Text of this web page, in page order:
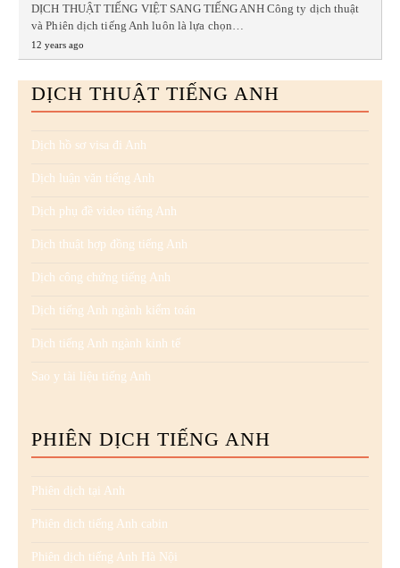
DỊCH THUẬT TIẾNG VIỆT SANG TIẾNG ANH Công ty dịch thuật
và Phiên dịch tiếng Anh luôn là lựa chọn…
12 years ago
DỊCH THUẬT TIẾNG ANH
Dịch hồ sơ visa đi Anh
Dịch luận văn tiếng Anh
Dịch phụ đề video tiếng Anh
Dịch thuật hợp đồng tiếng Anh
Dịch công chứng tiếng Anh
Dịch tiếng Anh ngành kiểm toán
Dịch tiếng Anh ngành kinh tế
Sao y tài liệu tiếng Anh
PHIÊN DỊCH TIẾNG ANH
Phiên dịch tại Anh
Phiên dịch tiếng Anh cabin
Phiên dịch tiếng Anh Hà Nội